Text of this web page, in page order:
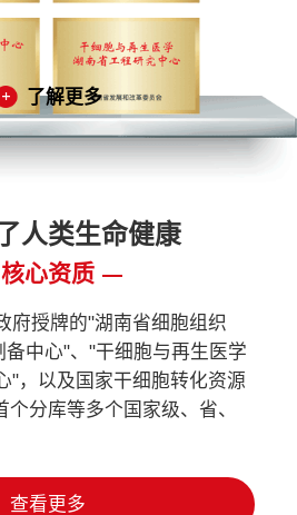
了解更多
人类生命健康
核心资质
府授牌的"湖南省细胞组织
中心"、"干细胞与再生医学
"，以及国家干细胞转化资源
分库等多个国家级、省、
查看更多